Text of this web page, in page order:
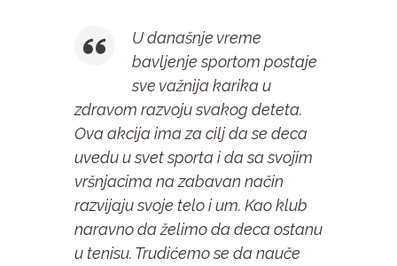
U današnje vreme
bavljenje sportom postaje
sve važnija karika u
zdravom razvoju svakog deteta.
Ova akcija ima za cilj da se deca
uvedu u svet sporta i da sa svojim
vršnjacima na zabavan način
razvijaju svoje telo i um. Kao klub
naravno da želimo da deca ostanu
u tenisu. Trudićemo se da nauče